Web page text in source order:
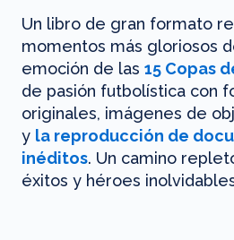
Un libro de gran formato
momentos más gloriosos
emoción de las 15 Copas
de pasión futbolística con
originales, imágenes de
y la reproducción de
inéditos. Un camino
éxitos y héroes